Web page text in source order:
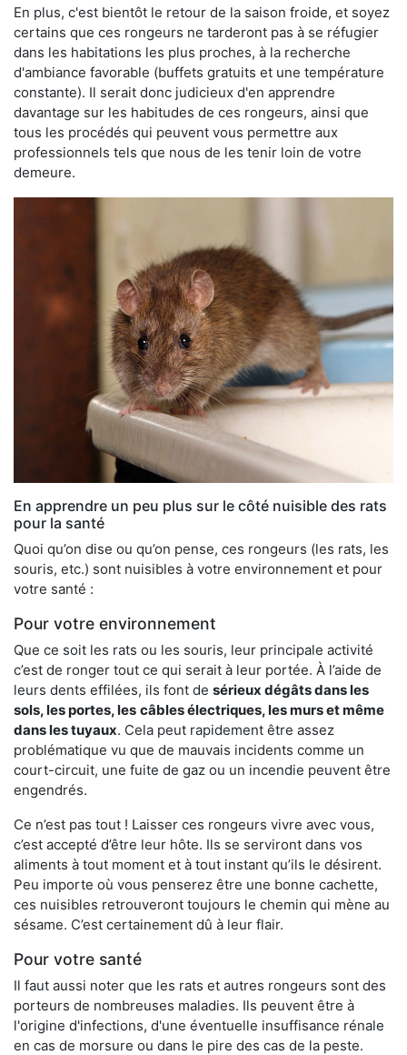
En plus, c'est bientôt le retour de la saison froide, et soyez
certains que ces rongeurs ne tarderont pas à se réfugier
dans les habitations les plus proches, à la recherche
d'ambiance favorable (buffets gratuits et une température
constante). Il serait donc judicieux d'en apprendre
davantage sur les habitudes de ces rongeurs, ainsi que
tous les procédés qui peuvent vous permettre aux
professionnels tels que nous de les tenir loin de votre
demeure.
En apprendre un peu plus sur le côté nuisible des rats
pour la santé
Quoi qu’on dise ou qu’on pense, ces rongeurs (les rats, les
souris, etc.) sont nuisibles à votre environnement et pour
votre santé :
Pour votre environnement
Que ce soit les rats ou les souris, leur principale activité
c’est de ronger tout ce qui serait à leur portée. À l’aide de
leurs dents effilées, ils font de sérieux dégâts dans les
sols, les portes, les câbles électriques, les murs et même
dans les tuyaux. Cela peut rapidement être assez
problématique vu que de mauvais incidents comme un
court-circuit, une fuite de gaz ou un incendie peuvent être
engendrés.
Ce n’est pas tout ! Laisser ces rongeurs vivre avec vous,
c’est accepté d’être leur hôte. Ils se serviront dans vos
aliments à tout moment et à tout instant qu’ils le désirent.
Peu importe où vous penserez être une bonne cachette,
ces nuisibles retrouveront toujours le chemin qui mène au
sésame. C’est certainement dû à leur flair.
Pour votre santé
Il faut aussi noter que les rats et autres rongeurs sont des
porteurs de nombreuses maladies. Ils peuvent être à
l'origine d'infections, d'une éventuelle insuffisance rénale
en cas de morsure ou dans le pire des cas de la peste.